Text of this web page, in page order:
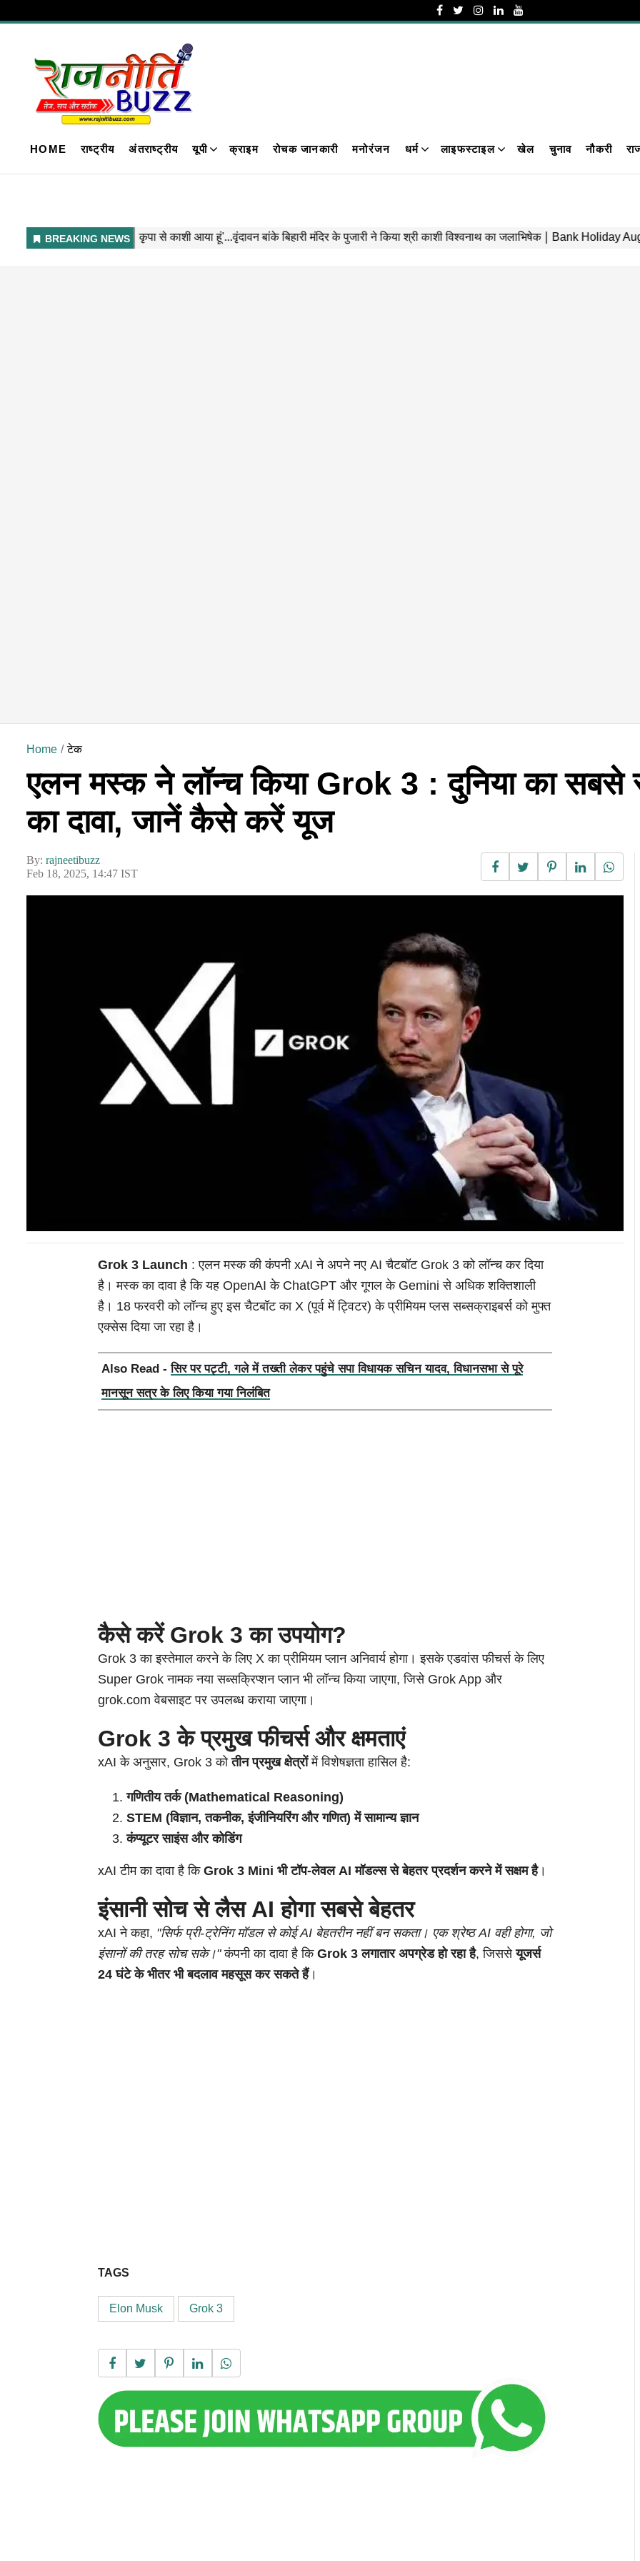
HOME राष्ट्रीय अंतराष्ट्रीय यूपी क्राइम रोचक जानकारी मनोरंजन धर्म लाइफस्टाइल खेल चुनाव नौकरी
Home टेक
एलन मस्क ने लॉन्च किया Grok 3 : दुनिया का सबसे
का दावा, जानें कैसे करें यूज
By: rajneetibuzz
Feb 18, 2025, 14:47 IST
Grok 3 Launch : एलन मस्क की कंपनी xAI ने अपने नए AI चैटबॉट Grok 3 को लॉन्च कर दिया
है। मस्क का दावा है कि यह OpenAI के ChatGPT और गूगल के Gemini से अधिक शक्तिशाली
है। 18 फरवरी को लॉन्च हुए इस चैटबॉट का X (पूर्व में ट्विटर) के प्रीमियम प्लस सब्सक्राइबर्स को मुफ्त
एक्सेस दिया जा रहा है।
Also Read -सिर पर पट्टी, गले में तख्ती लेकर पहुंचे सपा विधायक सचिन यादव, विधानसभा से पूरे
मानसून सत्र के लिए किया गया निलंबित
कैसे करें Grok 3 का उपयोग?
Grok 3 का इस्तेमाल करने के लिए X का प्रीमियम प्लान अनिवार्य होगा। इसके एडवांस फीचर्स के लिए
Super Grok नामक नया सब्सक्रिप्शन प्लान भी लॉन्च किया जाएगा, जिसे Grok App और
grok.com वेबसाइट पर उपलब्ध कराया जाएगा।
Grok 3 के प्रमुख फीचर्स और क्षमताएं
xAI के अनुसार, Grok 3 कोतीन प्रमुख क्षेत्रोंमें विशेषज्ञता हासिल है:
गणितीय तर्क (Mathematical Reasoning)
STEM (विज्ञान, तकनीक, इंजीनियरिंग और गणित) में सामान्य ज्ञान
कंप्यूटर साइंस और कोडिंग
xAI टीम का दावा है कि Grok 3 Mini भी टॉप-लेवल AI मॉडल्स से बेहतर प्रदर्शन करने में सक्षम है।
इंसानी सोच से लैस AI होगा सबसे बेहतर
xAI ने कहा, "सिर्फ प्री-ट्रेनिंग मॉडल से कोई AI बेहतरीन नहीं बन सकता। एक श्रेष्ठ AI वही होगा, जो
इंसानों की तरह सोच सके।"कंपनी का दावा है कि Grok 3 लगातार अपग्रेड हो रहा है, जिससेयूजर्स
24 घंटे के भीतर भी बदलाव महसूस कर सकते हैं।
TAGS
Elon Musk Grok 3